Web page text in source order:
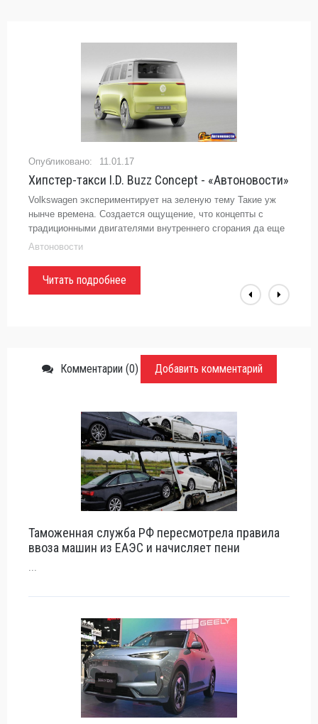
11.01.17
Хипстер-такси I.D. Buzz Concept - «Автоновости»
Volkswagen экспериментирует на зеленую тему Такие уж
нынче времена. Создается ощущение, что концепты с
традиционными двигателями внутреннего сгорания да еще
без систем автономного управления на автосалонах уже
Автоновости
Читать подробнее
Комментарии (0) Добавить комментарий
Таможенная служба РФ пересмотрела правила
ввоза машин из ЕАЭС и начисляет пени
...